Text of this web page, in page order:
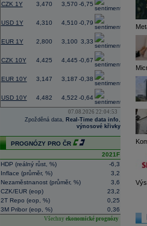
CZK 1Y 3,470 3,570 -6,75
USD 1Y 4,310 4,510 -0,79
EUR 1Y 2,800 3,100 3,33
CZK 10Y 4,425 4,445 -0,67
EUR 10Y 3,147 3,187 -0,38
USD 10Y 4,482 4,522 -0,64
07.08.2026 22:04:53
Zpožděná data, Real-Time data info ,
výnosové křivky
PROGNÓZY PRO ČR
2021F
HDP (reálný růst, %)
-6,3
Inflace (průměr, %)
3,2
Nezaměstnanost (průměr, %)
3,6
CZK/EUR (eop)
23,2
2T Repo (eop, %)
0,25
3M Pribor (eop, %)
0,36
Všechny ekonomické prognózy